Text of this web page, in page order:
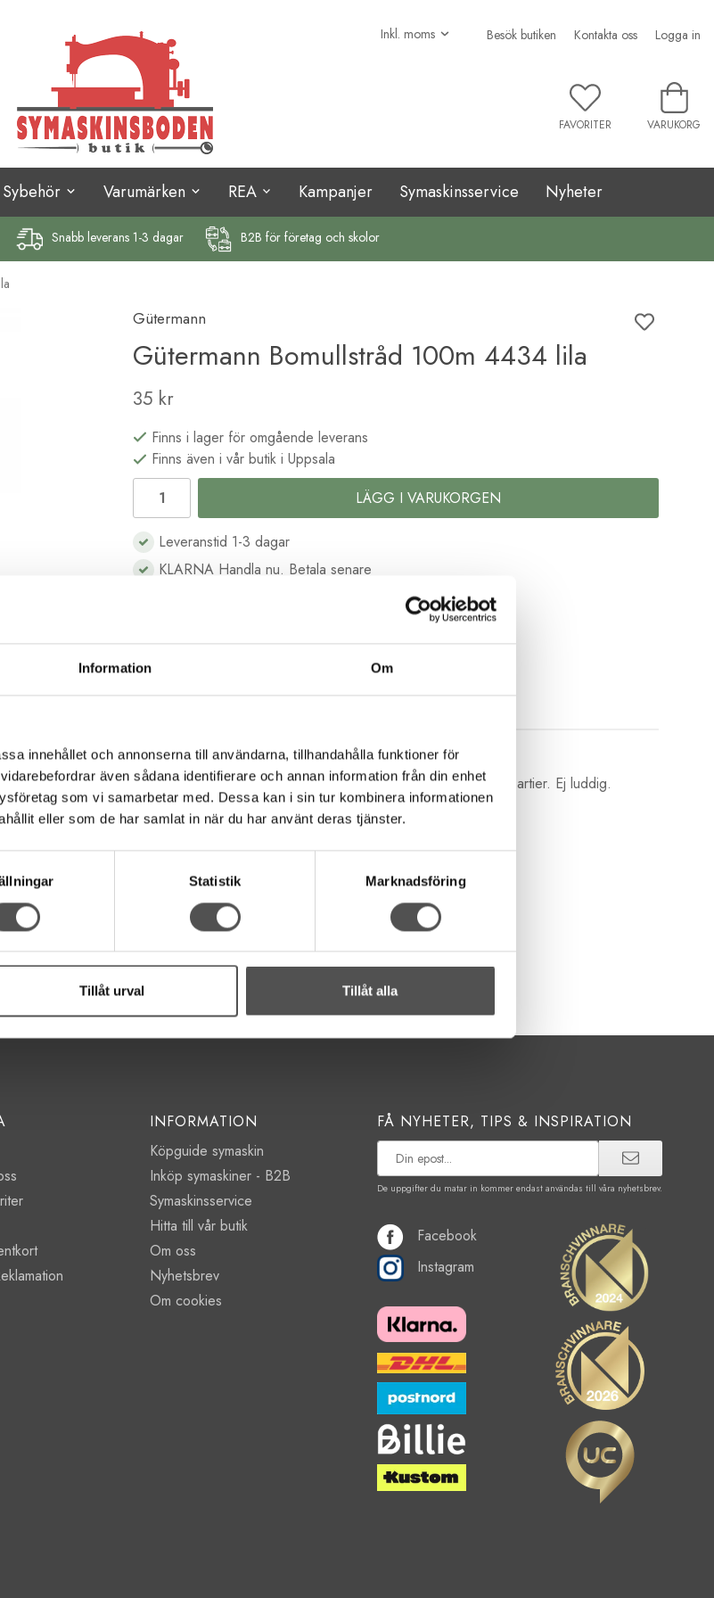
Information Om
innehållet och annonserna till användarna, tillhandahålla funktioner för
även sådana identifierare och annan information från din enhet
som vi samarbetar med. Dessa kan i sin tur kombinera informationen
eller som de har samlat in när du har använt deras tjänster.
Statistik Marknadsföring
Tillåt urval Tillåt alla
Besök butiken Kontakta oss Logga in
FAVORITER VARUKORG
Sybehör Varumärken REA Kampanjer Symaskinsservice Nyheter
Snabb leverans 1-3 dagar B2B för företag och skolor
Gütermann
Gütermann Bomullstråd 100m 4434 lila
35 kr
Finns i lager för omgående leverans
Finns även i vår butik i Uppsala
LÄGG I VARUKORGEN
Leveranstid 1-3 dagar
KLARNA Handla nu. Betala senare
bomull med den fina lystern som bomull ger. Slät struktur utan ojämna partier. Ej luddig.
INFORMATION
Köpguide symaskin
Inköp symaskiner - B2B
Symaskinsservice
Hitta till vår butik
Om oss
Nyhetsbrev
Om cookies
FÅ NYHETER, TIPS & INSPIRATION
De uppgifter du matar in kommer endast användas till våra nyhetsbrev.
Facebook
Instagram